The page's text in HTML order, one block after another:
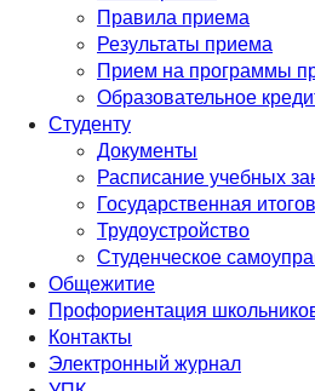
Правила приема
Результаты приема
Прием на программы
Образовательное
Студенту
Документы
Расписание учебных
Государственная
Трудоустройство
Студенческое
Общежитие
Профориентация
Контакты
Электронный журнал